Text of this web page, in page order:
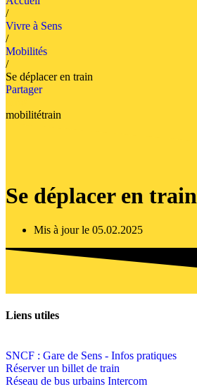
/
Vivre à Sens
/
Mobilités
/
Se déplacer en train
Partager
mobilitétrain
Se déplacer en train
Mis à jour le 05.02.2025
Liens utiles
SNCF : Gare de Sens - Infos pratiques
Réserver un billet de train
Réseau de bus urbains Intercom